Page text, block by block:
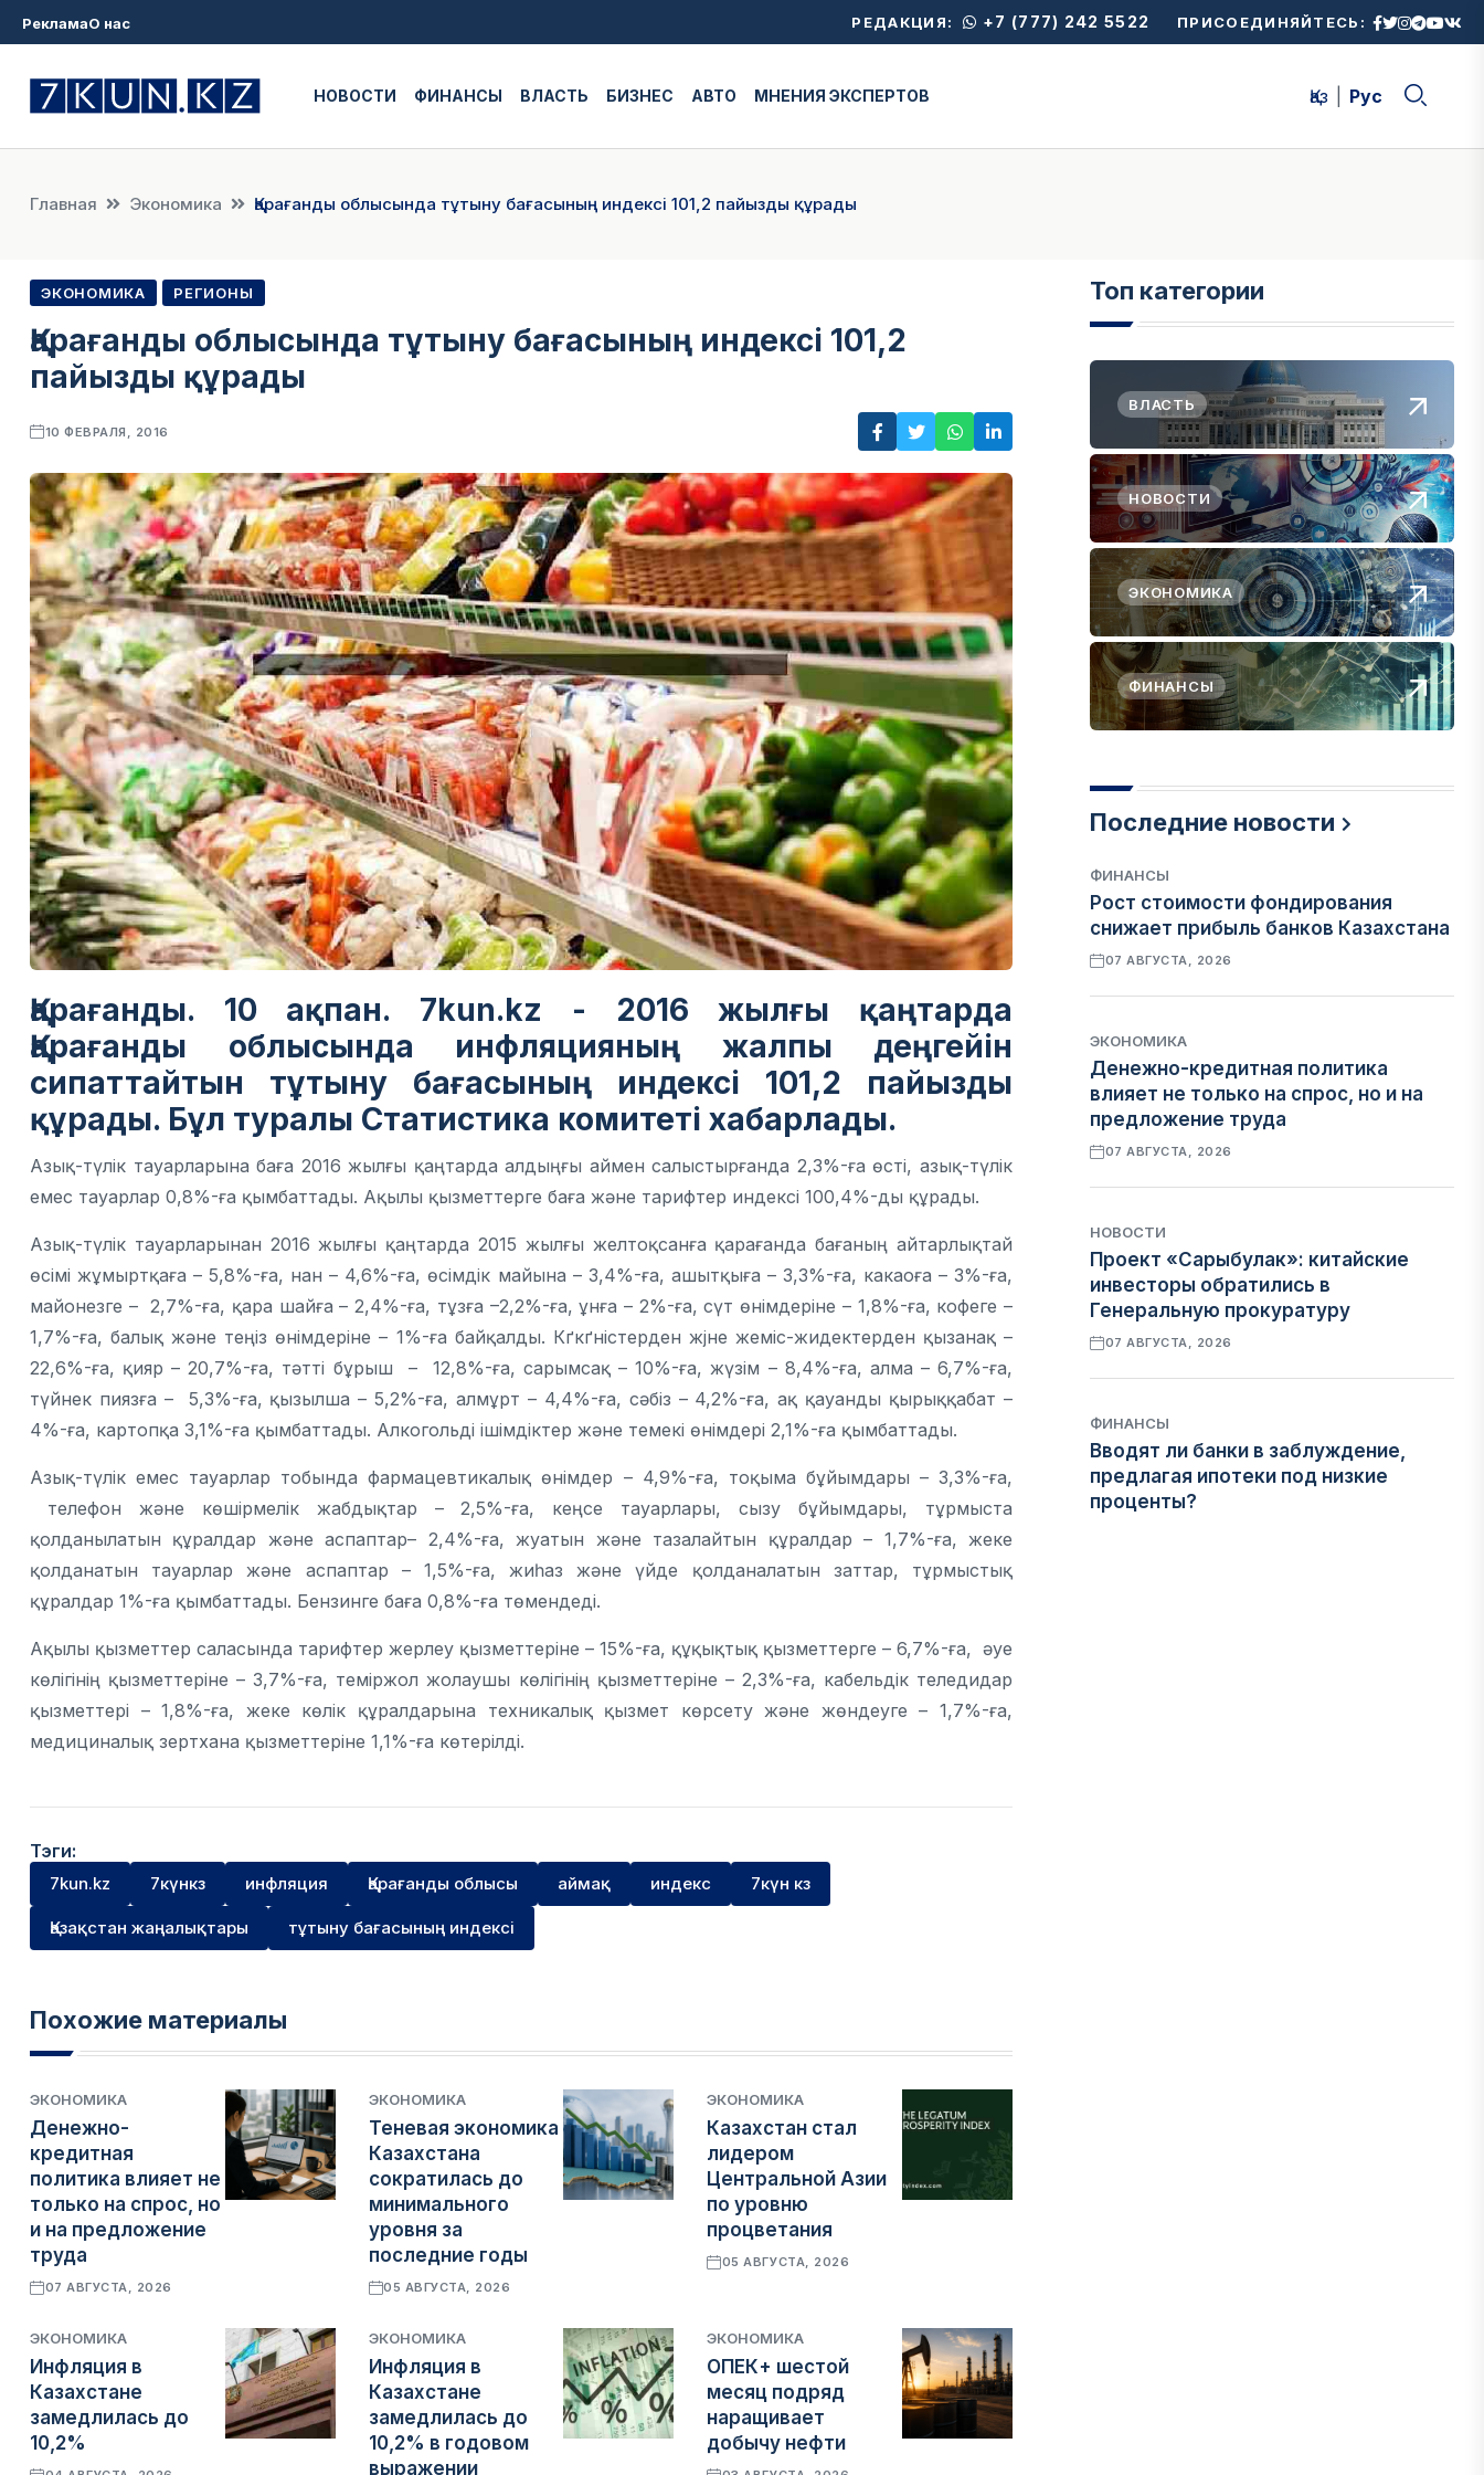
РекламаО нас РЕДАКЦИЯ: +7 (777) 242 5522 ПРИСОЕДИНЯЙТЕСЬ:
НОВОСТИ ФИНАНСЫ ВЛАСТЬ БИЗНЕС АВТО МНЕНИЯ ЭКСПЕРТОВ Қаз Рус
Главная Экономика Қарағанды облысында тұтыну бағасының индексі 101,2 пайызды құрады
ЭКОНОМИКА РЕГИОНЫ
Қарағанды облысында тұтыну бағасының индексі 101,2
пайызды құрады
10 ФЕВРАЛЯ, 2016
Қарағанды. 10 ақпан. 7kun.kz - 2016 жылғы қаңтарда
Қарағанды облысында инфляцияның жалпы деңгейін
сипаттайтын тұтыну бағасының индексі 101,2 пайызды
құрады. Бұл туралы Статистика комитеті хабарлады.
Азық-түлік тауарларына баға 2016 жылғы қаңтарда алдыңғы аймен салыстырғанда 2,3%-ға өсті, азық-түлік
емес тауарлар 0,8%-ға қымбаттады. Ақылы қызметтерге баға және тарифтер индексі 100,4%-ды құрады.
Азық-түлік тауарларынан 2016 жылғы қаңтарда 2015 жылғы желтоқсанға қарағанда бағаның айтарлықтай
өсімі жұмыртқаға – 5,8%-ға, нан – 4,6%-ға, өсімдік майына – 3,4%-ға, ашытқыға – 3,3%-ға, какаоға – 3%-ға,
майонезге – 2,7%-ға, қара шайға – 2,4%-ға, тұзға –2,2%-ға, ұнға – 2%-ға, сүт өнімдеріне – 1,8%-ға, кофеге –
1,7%-ға, балық және теңіз өнімдеріне – 1%-ға байқалды. Кґкґністерден жјне жеміс-жидектерден қызанақ –
22,6%-ға, қияр – 20,7%-ға, тәтті бұрыш – 12,8%-ға, сарымсақ – 10%-ға, жүзім – 8,4%-ға, алма – 6,7%-ға,
түйнек пиязға – 5,3%-ға, қызылша – 5,2%-ға, алмұрт – 4,4%-ға, сәбіз – 4,2%-ға, ақ қауанды қырыққабат –
4%-ға, картопқа 3,1%-ға қымбаттады. Алкогольді ішімдіктер және темекі өнімдері 2,1%-ға қымбаттады.
Азық-түлік емес тауарлар тобында фармацевтикалық өнімдер – 4,9%-ға, тоқыма бұйымдары – 3,3%-ға,
телефон және көшірмелік жабдықтар – 2,5%-ға, кеңсе тауарлары, сызу бұйымдары, тұрмыста
қолданылатын құралдар және аспаптар– 2,4%-ға, жуатын және тазалайтын құралдар – 1,7%-ға, жеке
қолданатын тауарлар және аспаптар – 1,5%-ға, жиһаз және үйде қолданалатын заттар, тұрмыстық
құралдар 1%-ға қымбаттады. Бензинге баға 0,8%-ға төмендеді.
Ақылы қызметтер саласында тарифтер жерлеу қызметтеріне – 15%-ға, құқықтық қызметтерге – 6,7%-ға, әуе
көлігінің қызметтеріне – 3,7%-ға, теміржол жолаушы көлігінің қызметтеріне – 2,3%-ға, кабельдік теледидар
қызметтері – 1,8%-ға, жеке көлік құралдарына техникалық қызмет көрсету және жөндеуге – 1,7%-ға,
медициналық зертхана қызметтеріне 1,1%-ға көтерілді.
Тэги:
7kun.kz 7күнкз инфляция Қарағанды облысы аймақ индекс 7күн кз
Қазақстан жаңалықтары тұтыну бағасының индексі
Похожие материалы
ЭКОНОМИКА
Денежно-
кредитная
политика влияет не
только на спрос, но
и на предложение
труда
07 АВГУСТА, 2026
ЭКОНОМИКА
Теневая экономика
Казахстана
сократилась до
минимального
уровня за
последние годы
05 АВГУСТА, 2026
ЭКОНОМИКА
Казахстан стал
лидером
Центральной Азии
по уровню
процветания
05 АВГУСТА, 2026
ЭКОНОМИКА
Инфляция в
Казахстане
замедлилась до
10,2%
ЭКОНОМИКА
Инфляция в
Казахстане
замедлилась до
10,2% в годовом
выражении
ЭКОНОМИКА
ОПЕК+ шестой
месяц подряд
наращивает
добычу нефти
Топ категории
ВЛАСТЬ
НОВОСТИ
ЭКОНОМИКА
ФИНАНСЫ
Последние новости
ФИНАНСЫ
Рост стоимости фондирования
снижает прибыль банков Казахстана
07 АВГУСТА, 2026
ЭКОНОМИКА
Денежно-кредитная политика
влияет не только на спрос, но и на
предложение труда
07 АВГУСТА, 2026
НОВОСТИ
Проект «Сарыбулак»: китайские
инвесторы обратились в
Генеральную прокуратуру
07 АВГУСТА, 2026
ФИНАНСЫ
Вводят ли банки в заблуждение,
предлагая ипотеки под низкие
проценты?